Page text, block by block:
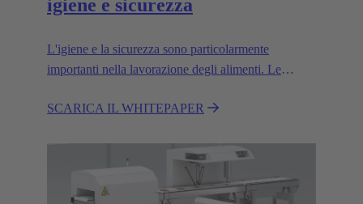
igiene e sicurezza
L'igiene e la sicurezza sono particolarmente
importanti nella lavorazione degli alimenti. Le
in modo da essere facili da pulire; occorre evitare le
SCARICA IL WHITEPAPER